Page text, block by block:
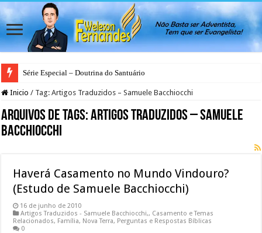
Série Especial – Doutrina do Santuário
Inicio / Tag:Artigos Traduzidos – Samuele Bacchiocchi
Arquivos de Tags:Artigos Traduzidos – Samuele
Bacchiocchi
Haverá Casamento no Mundo Vindouro?
(Estudo de Samuele Bacchiocchi)
16 de junho de 2010
Artigos Traduzidos - Samuele Bacchiocchi,, Casamento e Temas
Relacionados, Família, Nova Terra, Perguntas e Respostas Bíblicas
0